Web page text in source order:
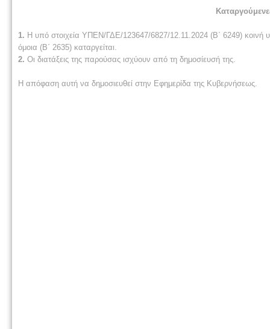
1. Η υπό στοιχεία ΥΠΕΝ/ΓΔΕ/123647/6827/12.11.2024 (Β΄ 6249)
όμοια (Β΄ 2635) καταργείται.
2. Οι διατάξεις της παρούσας ισχύουν από τη δημοσίευσή της.
Η απόφαση αυτή να δημοσιευθεί στην Εφημερίδα της Κυβερνήσεως.